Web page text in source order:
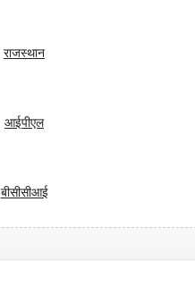
राजस्थान
आईपीएल
बीसीसीआई